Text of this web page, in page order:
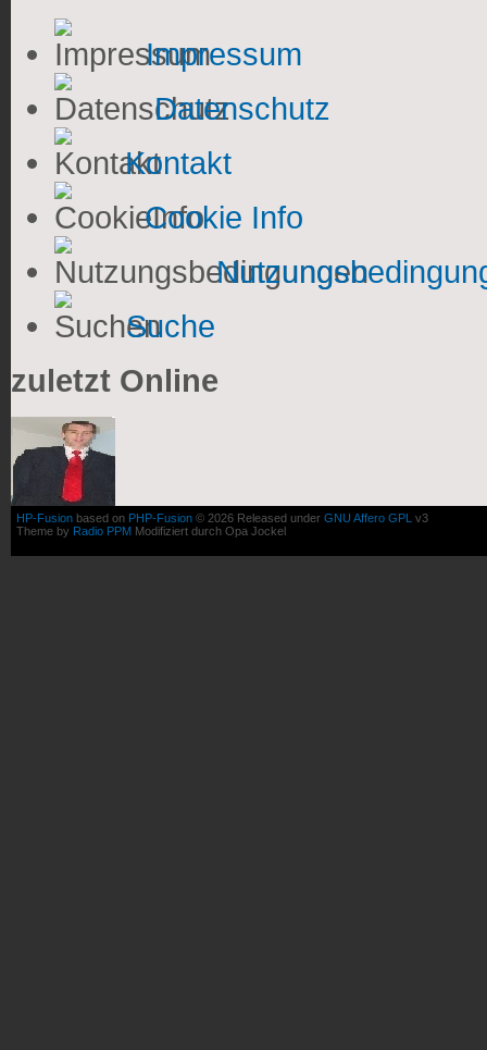
Impressum
Datenschutz
Kontakt
Cookie Info
Suche
zuletzt Online
HP-Fusion based on PHP-Fusion © 2026 Released under GNU Affero GPL v3
Theme by Radio PPM Modifiziert durch Opa Jockel